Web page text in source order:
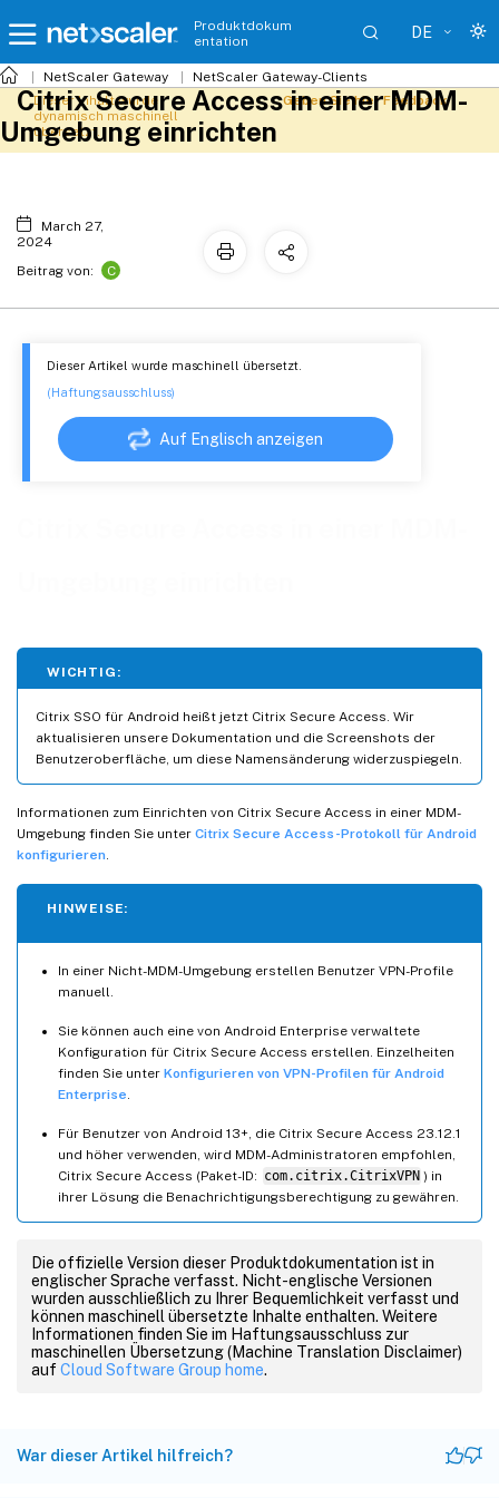
Produktdokum
entation
DE
NetScaler Gateway NetScaler Gateway-Clients
Dieser Artikel wurde maschinell übersetzt.
(Haftungsausschluss)
Auf Englisch anzeigen
WICHTIG:
Citrix SSO für Android heißt jetzt Citrix Secure Access. Wir
aktualisieren unsere Dokumentation und die Screenshots der
Benutzeroberfläche, um diese Namensänderung widerzuspiegeln.
Informationen zum Einrichten von Citrix Secure Access in einer MDM-
Umgebung finden Sie unter Citrix Secure Access-Protokoll für Android
konfigurieren
HINWEISE:
In einer Nicht-MDM-Umgebung erstellen Benutzer VPN-Profile
manuell.
Sie können auch eine von Android Enterprise verwaltete
Konfiguration für Citrix Secure Access erstellen. Einzelheiten
finden Sie unter Konfigurieren von VPN-Profilen für Android
Enterprise
Für Benutzer von Android 13+, die Citrix Secure Access 23.12.1
und höher verwenden, wird MDM-Administratoren empfohlen,
Citrix Secure Access (Paket-ID: com.citrix.CitrixVPN ) in
ihrer Lösung die Benachrichtigungsberechtigung zu gewähren.
Die offizielle Version dieser Produktdokumentation ist in
englischer Sprache verfasst. Nicht-englische Versionen
wurden ausschließlich zu Ihrer Bequemlichkeit verfasst und
können maschinell übersetzte Inhalte enthalten. Weitere
Informationen finden Sie im Haftungsausschluss zur
maschinellen Übersetzung (Machine Translation Disclaimer)
auf Cloud Software Group home.
War dieser Artikel hilfreich?
Dieser Inhalt wurde
dynamisch maschinell
übersetzt.
Geben Sie hier Feedback
Citrix Secure Access in einer MDM-
Umgebung einrichten
March 27,
2024
Beitrag von:
C